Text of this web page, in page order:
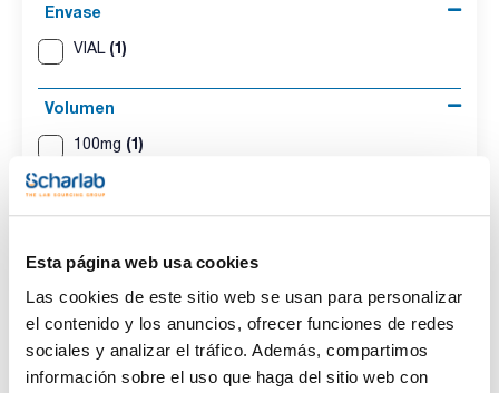
Esta página web usa cookies
Las cookies de este sitio web se usan para personalizar
el contenido y los anuncios, ofrecer funciones de redes
sociales y analizar el tráfico. Además, compartimos
información sobre el uso que haga del sitio web con
Envase
VIAL (1)
Volumen
100mg (1)
Envase
VIAL
Volumen
100mg
CAS
[100784-20-1]